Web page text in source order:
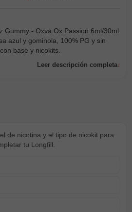
Gummy - Oxva Ox Passion 6ml/30ml
azul y gominola, 100% PG y sin
base y nicokits.
Leer descripción completa
de nicotina y el tipo de nicokit para
tu Longfill.